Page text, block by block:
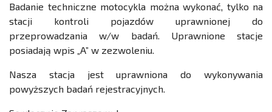
Badanie techniczne motocykla można wykonać, tylko na
stacji kontroli pojazdów uprawnionej do
przeprowadzania w/w badań. Uprawnione stacje
posiadają wpis „A” w zezwoleniu.
Nasza stacja jest uprawniona do wykonywania
powyższych badań rejestracyjnych.